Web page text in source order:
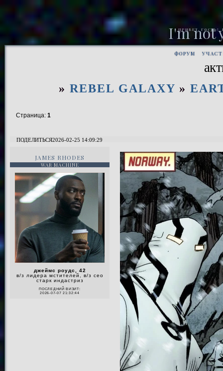
I'm not
ФОРУМ
ПРИВЕТ, ГОСТЬ!
» REBEL GALAXY »
Страница:1
ПОДЕЛИТЬСЯ2026-02-25 14:09:29
JAMES RHODES
WAR MACHINE
джеймс роудс, 42
в/з лидера мстителей, в/з сео
старк индастриз
ПОСЛЕДНИЙ ВИЗИТ:
2026-07-07 21:32:44